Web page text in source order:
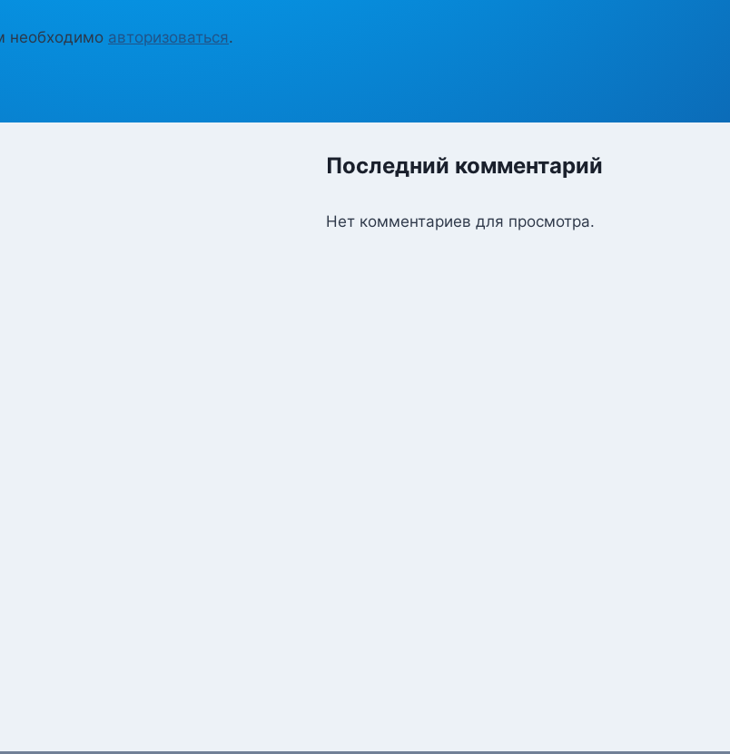
необходимо авторизоваться.
Последний комментарий
Нет комментариев для просмотра.